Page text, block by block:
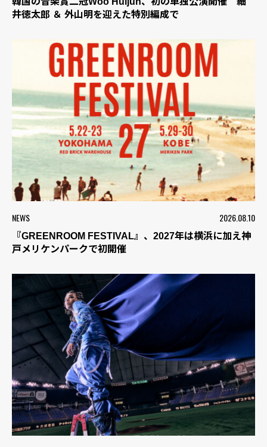
井徳太郎 ＆ 外山明を迎えた特別編成で
NEWS 2026.08.10
『GREENROOM FESTIVAL』、2027年は横浜に加え神
戸メリケンパークで初開催